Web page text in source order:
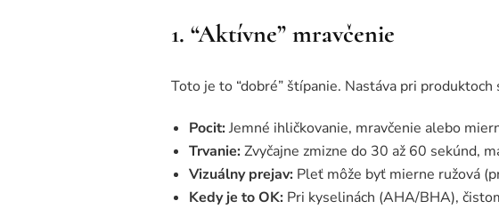
1. “Aktívne” mravčenie
Toto je to “dobré” štípanie. Nastáva pri
Pocit:Jemné ihličkovanie, mravčenie alebo
Trvanie: Zvyčajne zmizne do 30 až 60 sekúnd,
Vizuálny prejav: Pleť môže byť mierne ružová
Kedy je to OK: Pri kyselinách (AHA/BHA),